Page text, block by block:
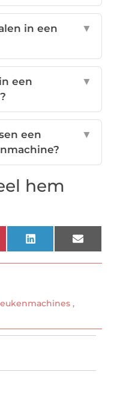
in een
▼
een
▼
een
▼
hem
LinkedInEmail
,